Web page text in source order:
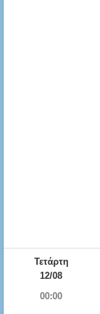
Τετάρτη
12/08
00:00